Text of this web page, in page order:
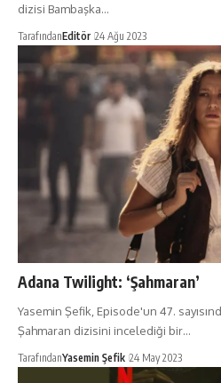
dizisi Bambaşka…
TarafındanEditör 24 Ağu 2023
Adana Twilight: ‘Şahmaran’
Yasemin Şefik, Episode'un 47.
Şahmaran dizisini incelediği bir…
TarafındanYasemin Şefik 24 May 2023